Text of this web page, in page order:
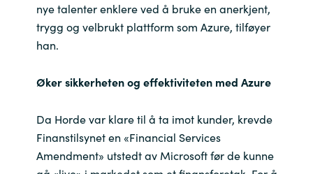
nye talenter enklere ved å bruke en anerkjent,
trygg og velbrukt plattform som Azure, tilføyer
han.
Øker sikkerheten og effektiviteten med Azure
Da Horde var klare til å ta imot kunder, krevde
Finanstilsynet en «Financial Services
Amendment» utstedt av Microsoft før de kunne